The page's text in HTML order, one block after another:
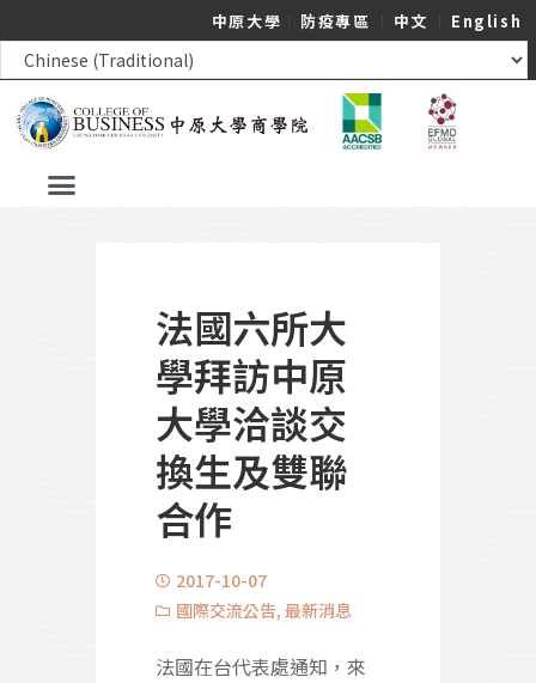
中原大學 防疫專區 中文 English
法國六所大
學拜訪中原
大學洽談交
換生及雙聯
合作
2017-10-07
國際交流公告, 最新消息
法國在台代表處通知，來